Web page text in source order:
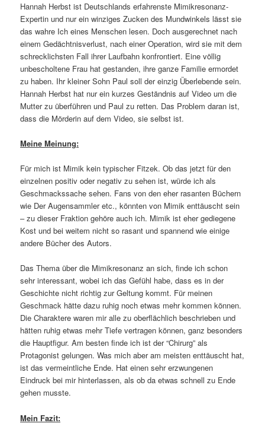
Hannah Herbst ist Deutschlands erfahrenste Mimikresonanz-
Expertin und nur ein winziges Zucken des Mundwinkels lässt sie
das wahre Ich eines Menschen lesen. Doch ausgerechnet nach
einem Gedächtnisverlust, nach einer Operation, wird sie mit dem
schrecklichsten Fall ihrer Laufbahn konfrontiert. Eine völlig
unbescholtene Frau hat gestanden, ihre ganze Familie ermordet
zu haben. Ihr kleiner Sohn Paul soll der einzig Überlebende sein.
Hannah Herbst hat nur ein kurzes Geständnis auf Video um die
Mutter zu überführen und Paul zu retten. Das Problem daran ist,
dass die Mörderin auf dem Video, sie selbst ist.
Meine Meinung:
Für mich ist Mimik kein typischer Fitzek. Ob das jetzt für den
einzelnen positiv oder negativ zu sehen ist, würde ich als
Geschmackssache sehen. Fans von den eher rasanten Büchern
wie Der Augensammler etc., könnten von Mimik enttäuscht sein
– zu dieser Fraktion gehöre auch ich. Mimik ist eher gediegene
Kost und bei weitem nicht so rasant und spannend wie einige
andere Bücher des Autors.
Das Thema über die Mimikresonanz an sich, finde ich schon
sehr interessant, wobei ich das Gefühl habe, dass es in der
Geschichte nicht richtig zur Geltung kommt. Für meinen
Geschmack hätte dazu ruhig noch etwas mehr kommen können.
Die Charaktere waren mir alle zu oberflächlich beschrieben und
hätten ruhig etwas mehr Tiefe vertragen können, ganz besonders
die Hauptfigur. Am besten finde ich ist der “Chirurg” als
Protagonist gelungen. Was mich aber am meisten enttäuscht hat,
ist das vermeintliche Ende. Hat einen sehr erzwungenen
Eindruck bei mir hinterlassen, als ob da etwas schnell zu Ende
gehen musste.
Mein Fazit: